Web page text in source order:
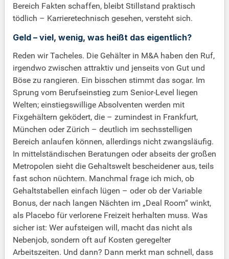
Bereich Fakten schaffen, bleibt Stillstand praktisch
tödlich – Karrieretechnisch gesehen, versteht sich.
Geld – viel, wenig, was heißt das eigentlich?
Reden wir Tacheles. Die Gehälter in M&A haben den Ruf,
irgendwo zwischen attraktiv und jenseits von Gut und
Böse zu rangieren. Ein bisschen stimmt das sogar. Im
Sprung vom Berufseinstieg zum Senior-Level liegen
Welten; einstiegswillige Absolventen werden mit
Fixgehältern geködert, die – zumindest in Frankfurt,
München oder Zürich – deutlich im sechsstelligen
Bereich anlaufen können, allerdings nicht zwangsläufig.
In mittelständischen Beratungen oder abseits der großen
Metropolen sieht die Gehaltswelt bescheidener aus, teils
fast schon nüchtern. Manchmal frage ich mich, ob
Gehaltstabellen einfach lügen – oder ob der Variable
Bonus, der nach langen Nächten im „Deal Room“ winkt,
als Placebo für verlorene Freizeit herhalten muss. Was
sicher ist: Wer aufsteigen will, macht das nicht als
Nebenjob, sondern oft auf Kosten geregelter
Arbeitszeiten. Und dann? Dann merkt man schnell, dass